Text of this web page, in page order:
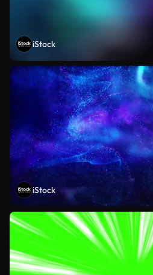
iStock
iStock